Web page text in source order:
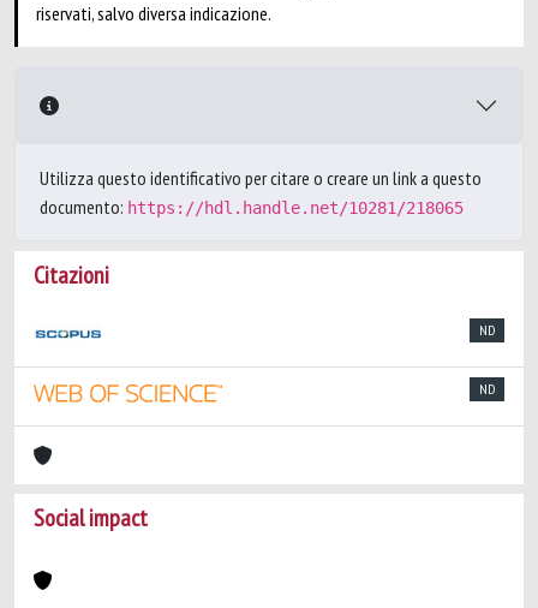
riservati, salvo diversa indicazione.
Utilizza questo identificativo per citare o creare un link a questo
documento: https://hdl.handle.net/10281/218065
Citazioni
ND
ND
Social impact